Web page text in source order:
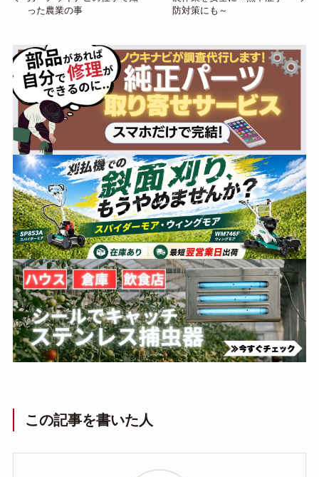
った農業の事
防対策にも～
この記事を書いた人